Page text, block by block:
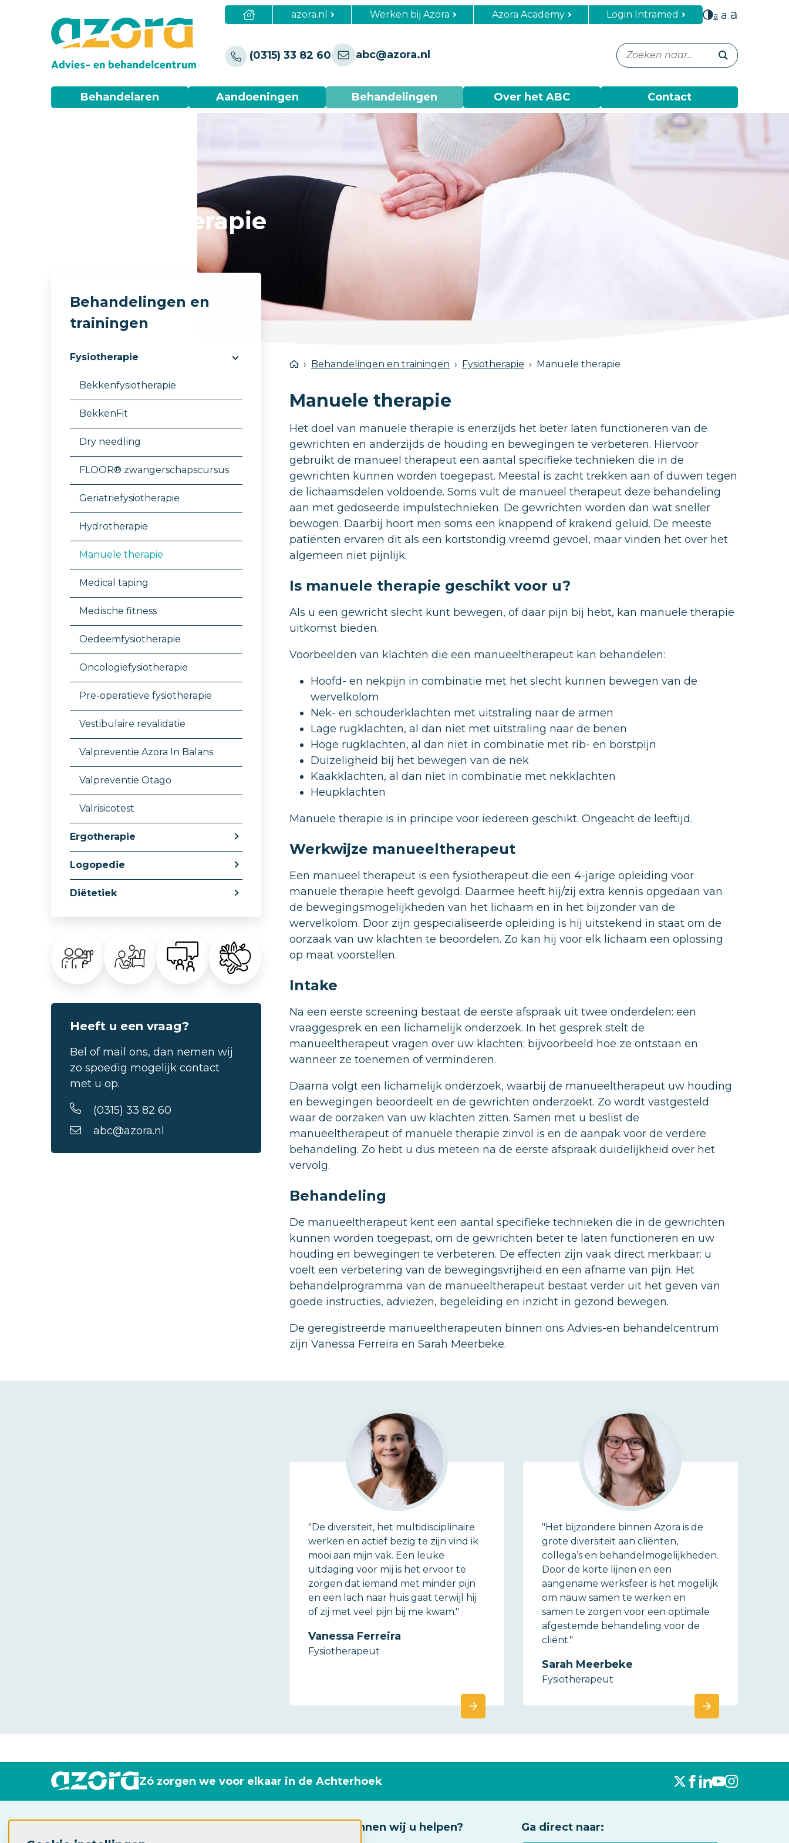
azora.nl Werken bij Azora Azora Academy Login Intramed a a a
(0315) 33 82 60 abc@azora.nl
Behandelaren Aandoeningen Behandelingen Over het ABC Contact
Manuele therapie
Behandelingen en trainingen Fysiotherapie Manuele therapie
Manuele therapie
Het doel van manuele therapie is enerzijds het beter laten functioneren van de
gewrichten en anderzijds de houding en bewegingen te verbeteren. Hiervoor
gebruikt de manueel therapeut een aantal specifieke technieken die in de
gewrichten kunnen worden toegepast. Meestal is zacht trekken aan of duwen tegen
de lichaamsdelen voldoende. Soms vult de manueel therapeut deze behandeling
aan met gedoseerde impulstechnieken. De gewrichten worden dan wat sneller
bewogen. Daarbij hoort men soms een knappend of krakend geluid. De meeste
patiënten ervaren dit als een kortstondig vreemd gevoel, maar vinden het over het
algemeen niet pijnlijk.
Is manuele therapie geschikt voor u?
Als u een gewricht slecht kunt bewegen, of daar pijn bij hebt, kan manuele therapie
uitkomst bieden.
Voorbeelden van klachten die een manueeltherapeut kan behandelen:
Hoofd- en nekpijn in combinatie met het slecht kunnen bewegen van de
wervelkolom
Nek- en schouderklachten met uitstraling naar de armen
Lage rugklachten, al dan niet met uitstraling naar de benen
Hoge rugklachten, al dan niet in combinatie met rib- en borstpijn
Duizeligheid bij het bewegen van de nek
Kaakklachten, al dan niet in combinatie met nekklachten
Heupklachten
Manuele therapie is in principe voor iedereen geschikt. Ongeacht de leeftijd.
Werkwijze manueeltherapeut
Een manueel therapeut is een fysiotherapeut die een 4-jarige opleiding voor
manuele therapie heeft gevolgd. Daarmee heeft hij/zij extra kennis opgedaan van
de bewegingsmogelijkheden van het lichaam en in het bijzonder van de
wervelkolom. Door zijn gespecialiseerde opleiding is hij uitstekend in staat om de
oorzaak van uw klachten te beoordelen. Zo kan hij voor elk lichaam een oplossing
op maat voorstellen.
Intake
Na een eerste screening bestaat de eerste afspraak uit twee onderdelen: een
vraaggesprek en een lichamelijk onderzoek. In het gesprek stelt de
manueeltherapeut vragen over uw klachten; bijvoorbeeld hoe ze ontstaan en
wanneer ze toenemen of verminderen.
Daarna volgt een lichamelijk onderzoek, waarbij de manueeltherapeut uw houding
en bewegingen beoordeelt en de gewrichten onderzoekt. Zo wordt vastgesteld
waar de oorzaken van uw klachten zitten. Samen met u beslist de
manueeltherapeut of manuele therapie zinvol is en de aanpak voor de verdere
behandeling. Zo hebt u dus meteen na de eerste afspraak duidelijkheid over het
vervolg.
Behandeling
De manueeltherapeut kent een aantal specifieke technieken die in de gewrichten
kunnen worden toegepast, om de gewrichten beter te laten functioneren en uw
houding en bewegingen te verbeteren. De effecten zijn vaak direct merkbaar: u
voelt een verbetering van de bewegingsvrijheid en een afname van pijn. Het
behandelprogramma van de manueeltherapeut bestaat verder uit het geven van
goede instructies, adviezen, begeleiding en inzicht in gezond bewegen.
De geregistreerde manueeltherapeuten binnen ons ­Advies-en behandelcentrum
zijn Vanessa Ferreira en Sarah Meerbeke.
"De diversiteit, het multidisciplinaire
werken en actief bezig te zijn vind ik
mooi aan mijn vak. Een leuke
uitdaging voor mij is het ervoor te
zorgen dat iemand met minder pijn
en een lach naar huis gaat terwijl hij
of zij met veel pijn bij me kwam."
Vanessa Ferreira
Fysiotherapeut
"Het bijzondere binnen Azora is de
grote diversiteit aan cliënten,
collega’s en behandelmogelijkheden.
Door de korte lijnen en een
aangename werksfeer is het mogelijk
om nauw samen te werken en
samen te zorgen voor een optimale
afgestemde behandeling voor de
cliënt."
Sarah Meerbeke
Fysiotherapeut
Behandelingen en
trainingen
Fysiotherapie
Bekkenfysiotherapie
BekkenFit
Dry needling
FLOOR® zwangerschapscursus
Geriatriefysiotherapie
Hydrotherapie
Manuele therapie
Medical taping
Medische fitness
Oedeemfysiotherapie
Oncologiefysiotherapie
Pre-operatieve fysiotherapie
Vestibulaire revalidatie
Valpreventie Azora In Balans
Valpreventie Otago
Valrisicotest
Ergotherapie
Logopedie
Diëtetiek
Heeft u een vraag?
Bel of mail ons, dan nemen wij
zo spoedig mogelijk contact
met u op.
(0315) 33 82 60
abc@azora.nl
Zó zorgen we voor elkaar in de Achterhoek
7061AP Terborg
Waarmee kunnen wij u helpen? Ga direct naar: